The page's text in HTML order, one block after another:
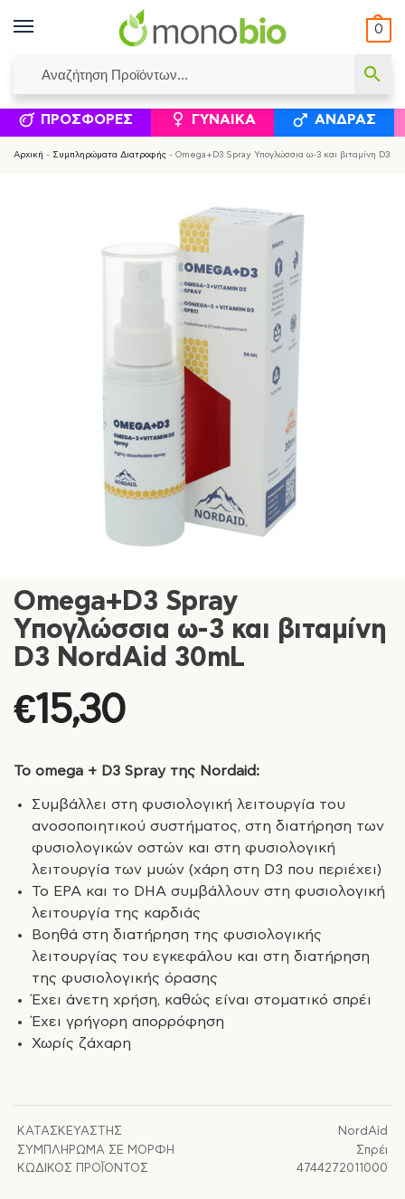
0
ΙΣΟΛΟΓΙΣΜΟΊ ΕΛΕΆΝΝΑ ΧΡΙΣΤΙΝΆΚΗ ΕΠΙΚΟΙΝΩΝΊΑ
ΣΥΜΠΛΗΡΏΜΑΤΑ ΔΙΑΤΡΟΦΉΣ ΦΥΣΙΚΆ
ΠΡΟΣΦΟΡΈΣ ΓΥΝΑΊΚΑ ΆΝΔΡΑΣ
Αρχική - Συμπληρώματα Διατροφής - Omega+D3 Spray Υπογλώσσια ω-3 και βιταμίνη D3
Omega+D3 Spray
Υπογλώσσια ω-3 και βιταμίνη
D3 NordAid 30mL
€15,30
Το omega + D3 Spray της Nordaid:
Συμβάλλει στη φυσιολογική λειτουργία του
ανοσοποιητικού συστήματος, στη διατήρηση των
φυσιολογικών οστών και στη φυσιολογική
λειτουργία των μυών (χάρη στη D3 που περιέχει)
Το EPA και το DHA συμβάλλουν στη φυσιολογική
λειτουργία της καρδιάς
Βοηθά στη διατήρηση της φυσιολογικής
λειτουργίας του εγκεφάλου και στη διατήρηση
της φυσιολογικής όρασης
Έχει άνετη χρήση, καθώς είναι στοματικό σπρέι
Έχει γρήγορη απορρόφηση
Χωρίς ζάχαρη
ΚΑΤΑΣΚΕΥΑΣΤΉΣ
NordAid
ΣΥΜΠΛΉΡΩΜΑ ΣΕ ΜΟΡΦΉ
Σπρέι
ΚΩΔΙΚΌΣ ΠΡΟΪΌΝΤΟΣ
4744272011000